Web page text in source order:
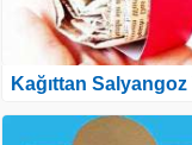
Kağıttan Salyangoz